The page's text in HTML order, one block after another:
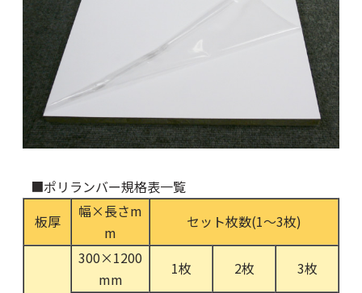
■ポリランバー規格表一覧
板厚
幅×長さm
m
セット枚数(1～3枚)
300×1200
mm
1枚 2枚
3枚